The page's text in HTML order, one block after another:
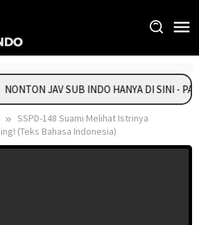
NONTON JAV SUB INDO HANYA DI SINI -
SSPD-148 Suami Melihat Istrinya
(Teks Bahasa Indonesia)